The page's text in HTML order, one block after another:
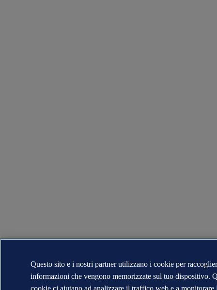
Questo sito e i nostri partner utilizzano i cookie per
informazioni che vengono memorizzate sul tuo dispositivo.
cookie ci aiutano ad analizzare il traffico web e a monitorare